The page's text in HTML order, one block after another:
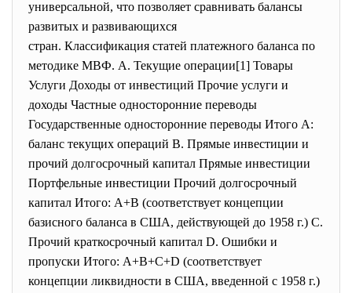
универсальной, что позволяет сравнивать балансы
развитых и развивающихся
стран. Классификация статей платежного баланса по
методике МВФ. А. Текущие операции[1] Товары
Услуги Доходы от инвестиций Прочие услуги и
доходы Частные односторонние переводы
Государственные односторонние переводы Итого А:
баланс текущих операций В. Прямые инвестиции и
прочий долгосрочный капитал Прямые инвестиции
Портфельные инвестиции Прочий долгосрочный
капитал Итого: А+В (соответствует концепции
базисного баланса в США, действующей до 1958 г.) С.
Прочий краткосрочный капитал D. Ошибки и
пропуски Итого: А+В+С+D (соответствует
концепции ликвидности в США, введенной с 1958 г.)